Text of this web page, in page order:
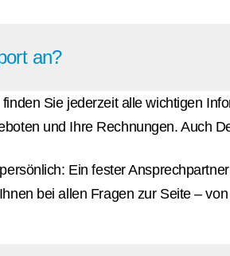
an?
Sie jederzeit alle wichtigen
und Ihre Rechnungen. Auch
Ein fester
bei allen Fragen zur Seite –